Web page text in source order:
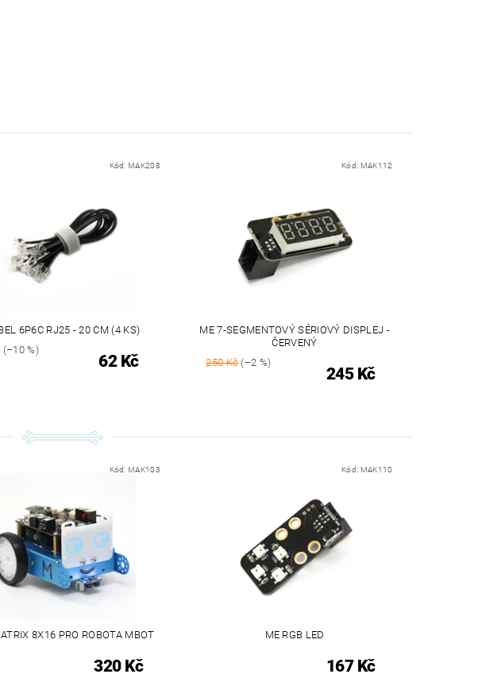
Kód: MAK208
6P6C RJ25 - 20 CM (4 KS)
(–10 %)
62 Kč
Kód: MAK112
ME 7-SEGMENTOVÝ SÉRIOVÝ DISPLEJ -
ČERVENÝ
250 Kč(–2 %)
245 Kč
Kód: MAK103
8X16 PRO ROBOTA MBOT
320 Kč
Kód: MAK110
ME RGB LED
167 Kč